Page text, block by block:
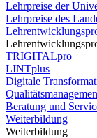
Lehrpreise der
Lehrpreise des
TRIGITALpro
LINTplus
Digitale
Beratung und
Weiterbildung
Weiterbildung